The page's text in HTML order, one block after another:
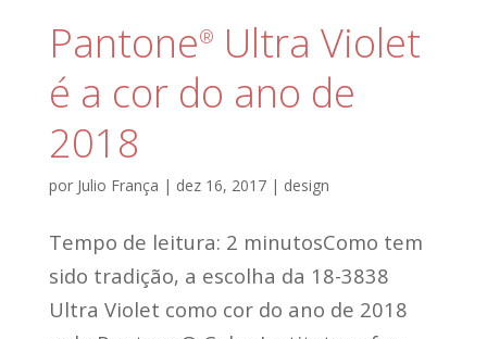
Pantone® Ultra Violet
é a cor do ano de
2018
por Julio França | dez 16, 2017| design
Tempo de leitura: 2 minutosComo tem
sido tradição, a escolha da 18-3838
Ultra Violet como cor do ano de 2018